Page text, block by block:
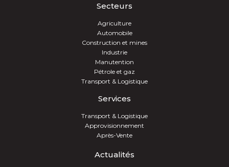
Secteurs
Agriculture
Automobile
Construction et mines
Industrie
Manutention
Pétrole et gaz
Transport & Logistique
Services
Transport & Logistique
Approvisionnement
Après-Vente
Actualités